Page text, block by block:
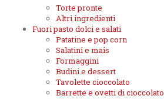
Torte pronte
Altri ingredienti
Fuori pasto dolci e salati
Patatine e pop corn
Salatini e mais
Formaggini
Budini e dessert
Tavolette cioccolato
Barrette e ovetti di cioccolato